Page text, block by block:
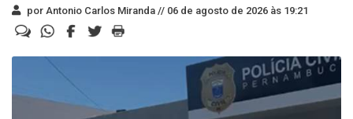
por Antonio Carlos Miranda // 06 de agosto de 2026 às 19:21